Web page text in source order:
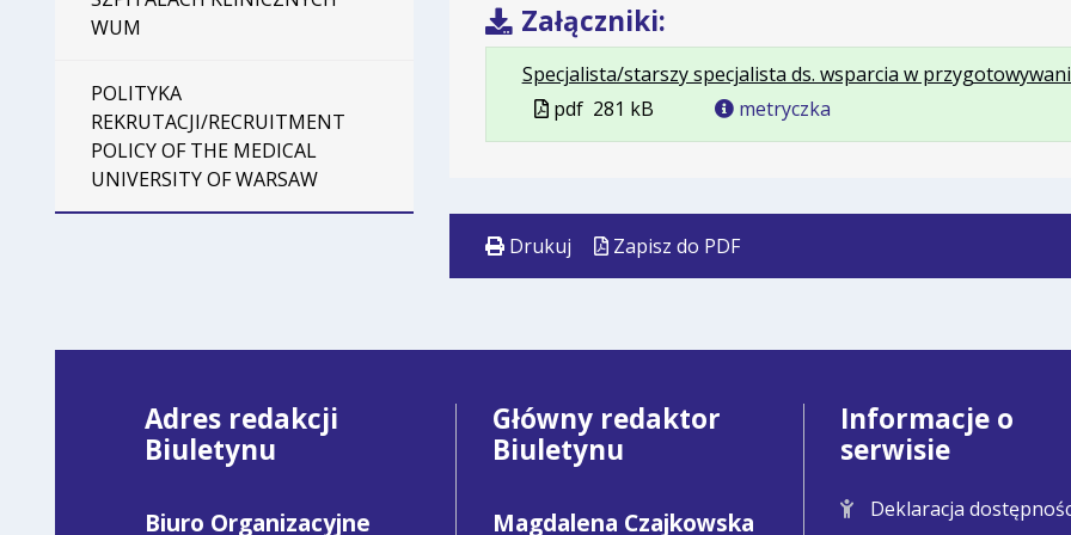
WUM
POLITYKA
REKRUTACJI/RECRUITMENT
POLICY OF THE MEDICAL
UNIVERSITY OF WARSAW
Załączniki:
Specjalista/starszy specjalista ds. wsparcia w
Plik
w
pdf 281 kB metryczka
Drukuj Zapisz do PDF
Adres redakcji
Biuletynu
Biuro Organizacyjne
Główny redaktor
Biuletynu
Magdalena Czajkowska
Informacje o
serwisie
Deklaracja